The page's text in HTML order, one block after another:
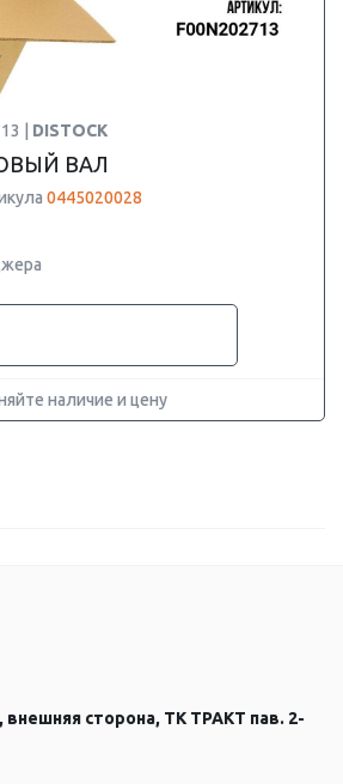
| DISTOCK
ВАЛ
0445020028
наличие и цену
сторона, ТК ТРАКТ пав. 2-